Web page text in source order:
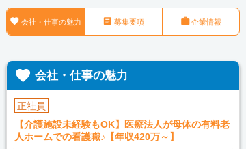
 会社・仕事の魅力  募集要項 企業情報
 会社・仕事の魅力
正社員
【介護施設未経験もOK】医療法人が母体の有料老
人ホームでの看護職♪【年収420万～】